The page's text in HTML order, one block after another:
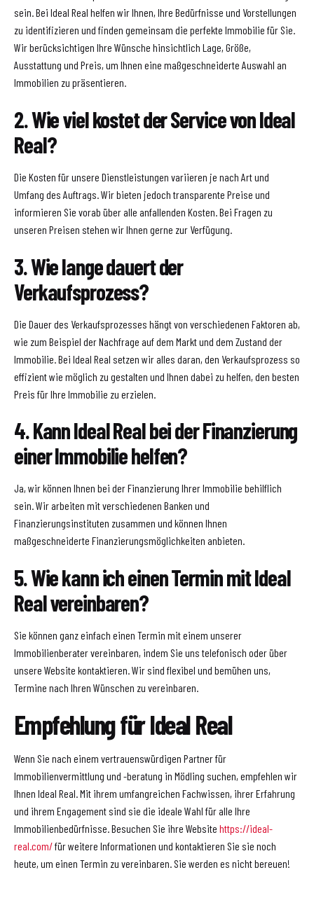
sein. Bei Ideal Real helfen wir Ihnen, Ihre Bedürfnisse und Vorstellungen
zu identifizieren und finden gemeinsam die perfekte Immobilie für Sie.
Wir berücksichtigen Ihre Wünsche hinsichtlich Lage, Größe,
Ausstattung und Preis, um Ihnen eine maßgeschneiderte Auswahl an
Immobilien zu präsentieren.
2. Wie viel kostet der Service von Ideal
Real?
Die Kosten für unsere Dienstleistungen variieren je nach Art und
Umfang des Auftrags. Wir bieten jedoch transparente Preise und
informieren Sie vorab über alle anfallenden Kosten. Bei Fragen zu
unseren Preisen stehen wir Ihnen gerne zur Verfügung.
3. Wie lange dauert der
Verkaufsprozess?
Die Dauer des Verkaufsprozesses hängt von verschiedenen Faktoren ab,
wie zum Beispiel der Nachfrage auf dem Markt und dem Zustand der
Immobilie. Bei Ideal Real setzen wir alles daran, den Verkaufsprozess so
effizient wie möglich zu gestalten und Ihnen dabei zu helfen, den besten
Preis für Ihre Immobilie zu erzielen.
4. Kann Ideal Real bei der Finanzierung
einer Immobilie helfen?
Ja, wir können Ihnen bei der Finanzierung Ihrer Immobilie behilflich
sein. Wir arbeiten mit verschiedenen Banken und
Finanzierungsinstituten zusammen und können Ihnen
maßgeschneiderte Finanzierungsmöglichkeiten anbieten.
5. Wie kann ich einen Termin mit Ideal
Real vereinbaren?
Sie können ganz einfach einen Termin mit einem unserer
Immobilienberater vereinbaren, indem Sie uns telefonisch oder über
unsere Website kontaktieren. Wir sind flexibel und bemühen uns,
Termine nach Ihren Wünschen zu vereinbaren.
Empfehlung für Ideal Real
Wenn Sie nach einem vertrauenswürdigen Partner für
Immobilienvermittlung und -beratung in Mödling suchen, empfehlen wir
Ihnen Ideal Real. Mit ihrem umfangreichen Fachwissen, ihrer Erfahrung
und ihrem Engagement sind sie die ideale Wahl für alle Ihre
Immobilienbedürfnisse. Besuchen Sie ihre Website https://ideal-
real.com/für weitere Informationen und kontaktieren Sie sie noch
heute, um einen Termin zu vereinbaren. Sie werden es nicht bereuen!